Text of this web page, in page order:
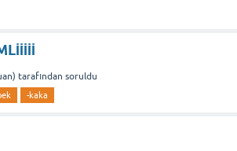
tarafından soruldu
-kaka